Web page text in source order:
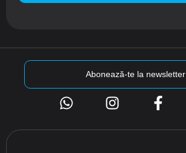
Abonează-te la newsletter